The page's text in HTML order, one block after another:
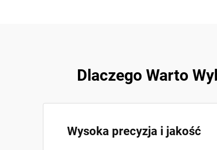
Dlaczego Warto
Wysoka precyzja i jakość